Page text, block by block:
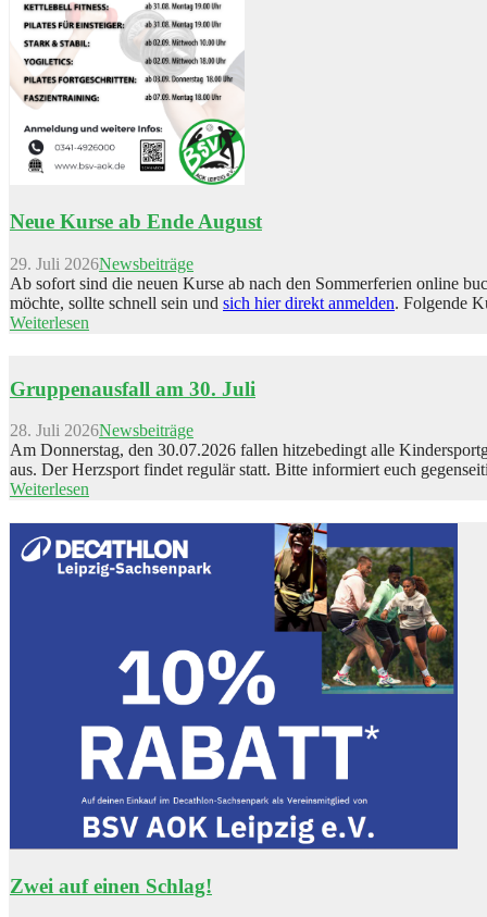
Neue Kurse ab Ende August
29. Juli 2026Newsbeiträge
Ab sofort sind die neuen Kurse ab nach den Sommerferien online
möchte, sollte schnell sein und sich hier direkt anmelden. Folgende
Weiterlesen
Gruppenausfall am 30. Juli
28. Juli 2026Newsbeiträge
Am Donnerstag, den 30.07.2026 fallen hitzebedingt alle
aus. Der Herzsport findet regulär statt. Bitte informiert euch
Weiterlesen
Zwei auf einen Schlag!